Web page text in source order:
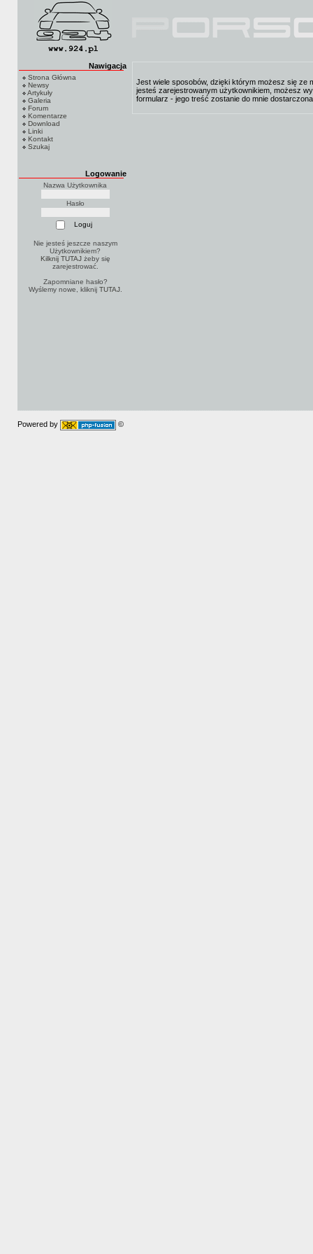
Nawigacja
Strona Główna
Newsy
Artykuły
Galeria
Forum
Komentarze
Download
Linki
Kontakt
Szukaj
Logowanie
Nazwa Użytkownika
Hasło
Nie jesteś jeszcze naszym
Użytkownikiem?
Kilknij TUTAJżeby się
zarejestrować.
Zapomniane hasło?
Wyślemy nowe, kliknij TUTAJ.
Jest wiele sposobów, dzięki którym możesz się ze
jesteś zarejestrowanym użytkownikiem, możesz
formularz - jego treść zostanie do mnie
Powered by ©